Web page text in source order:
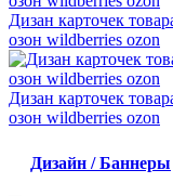
Дизан карточек
озон wildberries ozon
Дизан карточек
озон wildberries ozon
Дизайн / Баннеры